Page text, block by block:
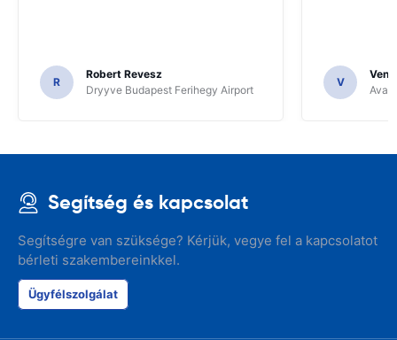
R
Robert Revesz
Dryyve Budapest Ferihegy Airport
V
Segítség és kapcsolat
Segítségre van szüksége? Kérjük, vegye fel a kapcsolatot
bérleti szakembereinkkel.
Ügyfélszolgálat